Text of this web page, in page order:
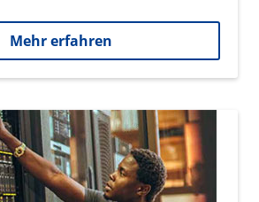
Mehr erfahren